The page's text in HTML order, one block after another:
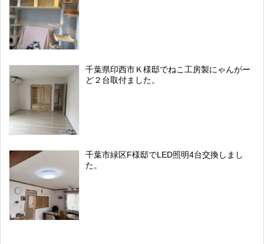
千葉県印西市Ｋ様邸でねこ工房製にゃんがー
ど２台取付ました。
千葉市緑区F様邸でLED照明4台交換しまし
た。